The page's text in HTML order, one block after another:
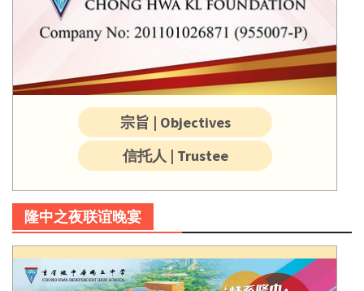
宗旨 | Objectives
信托人 | Trustee
隆中之夜联谊晚宴